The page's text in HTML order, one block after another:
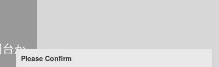
か
Please Confirm